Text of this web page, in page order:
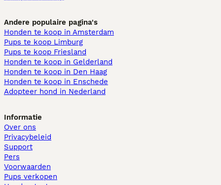
Andere populaire pagina's
Honden te koop in Amsterdam
Pups te koop Limburg​
Pups te koop Friesland​
Honden te koop in Gelderland
Honden te koop in Den Haag
Honden te koop in Enschede
Adopteer hond in Nederland
Informatie
Over ons
Privacybeleid
Support
Pers
Voorwaarden
Pups verkopen